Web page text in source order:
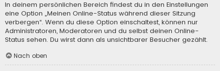
In deinem persönlichen Bereich findest du in den Einstellungen
eine Option „Meinen Online-Status während dieser Sitzung
verbergen“. Wenn du diese Option einschaltest, können nur
Administratoren, Moderatoren und du selbst deinen Online-
Status sehen. Du wirst dann als unsichtbarer Besucher gezählt.
Nach oben